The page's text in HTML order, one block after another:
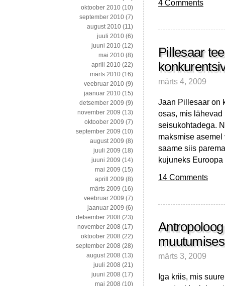
4 Comments
Pillesaar
märts 4, 2009
Jaan Pillesaar on
osas, mis
seisukohtadega.
maksmise
saame siis
kujuneks
14 Comments
märts 3, 2009
Iga kriis, mis
oktoober 2010 (10)
september 2010 (7)
august 2010 (11)
juuli 2010 (6)
juuni 2010 (12)
mai 2010 (8)
aprill 2010 (22)
märts 2010 (16)
veebruar 2010 (9)
jaanuar 2010 (15)
detsember 2009 (9)
november 2009 (13)
oktoober 2009 (7)
september 2009 (10)
august 2009 (8)
juuli 2009 (18)
juuni 2009 (14)
mai 2009 (15)
aprill 2009 (8)
märts 2009 (16)
veebruar 2009 (7)
jaanuar 2009 (6)
detsember 2008 (23)
november 2008 (17)
oktoober 2008 (22)
september 2008 (28)
august 2008 (13)
juuli 2008 (21)
juuni 2008 (17)
mai 2008 (10)